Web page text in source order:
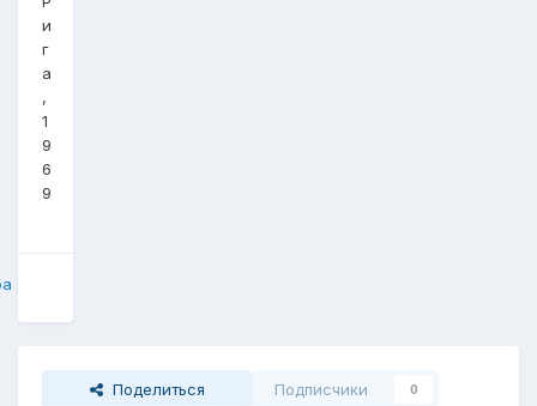
и
г
а
,
1
9
6
9
Поделиться Подписчики 0